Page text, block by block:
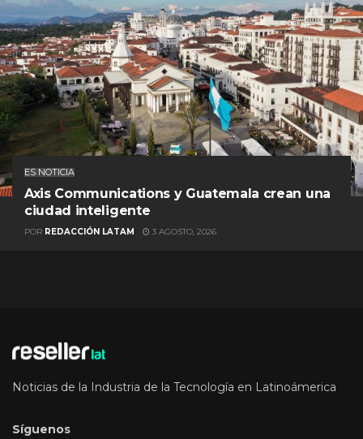
ES NOTICIA
Axis Communications y Guatemala crean una
ciudad inteligente
POR REDACCIÓN LATAM 3 AGOSTO, 2026
Noticias de la Industria de la Tecnología en Latinoámerica
Síguenos